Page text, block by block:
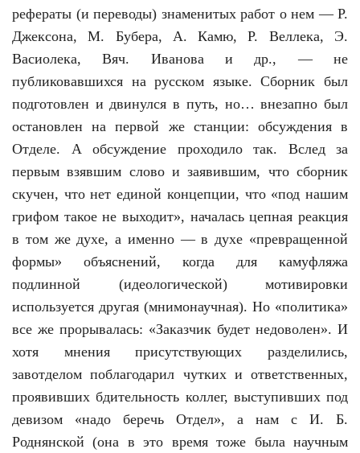
рефераты (и переводы) знаменитых работ о нем — Р.
Джексона, М. Бубера, А. Камю, Р. Веллека, Э.
Васиолека, Вяч. Иванова и др., — не
публиковавшихся на русском языке. Сборник был
подготовлен и двинулся в путь, но… внезапно был
остановлен на первой же станции: обсуждения в
Отделе. А обсуждение проходило так. Вслед за
первым взявшим слово и заявившим, что сборник
скучен, что нет единой концепции, что «под нашим
грифом такое не выходит», началась цепная реакция
в том же духе, а именно — в духе «превращенной
формы» объяснений, когда для камуфляжа
подлинной (идеологической) мотивировки
используется другая (мнимонаучная). Но «политика»
все же прорывалась: «Заказчик будет недоволен». И
хотя мнения присутствующих разделились,
завотделом поблагодарил чутких и ответственных,
проявивших бдительность коллег, выступивших под
девизом «надо беречь Отдел», а нам с И. Б.
Роднянской (она в это время тоже была научным